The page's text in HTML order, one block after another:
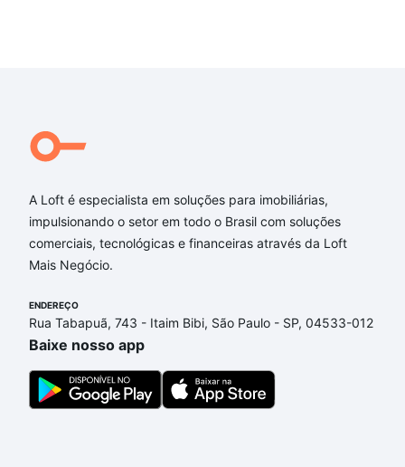
A Loft é especialista em soluções para imobiliárias,
impulsionando o setor em todo o Brasil com soluções
comerciais, tecnológicas e financeiras através da Loft
Mais Negócio.
ENDEREÇO
Rua Tabapuã, 743 - Itaim Bibi, São Paulo - SP, 04533-012
Baixe nosso app